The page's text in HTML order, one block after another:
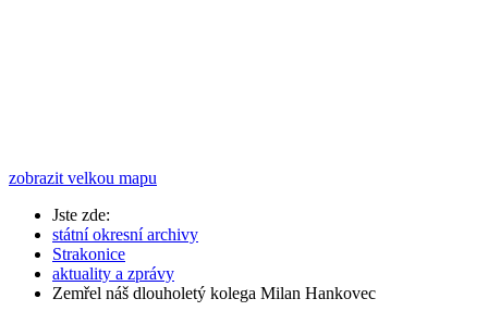
zobrazit velkou mapu
Jste zde:
státní okresní archivy
Strakonice
aktuality a zprávy
Zemřel náš dlouholetý kolega Milan Hankovec